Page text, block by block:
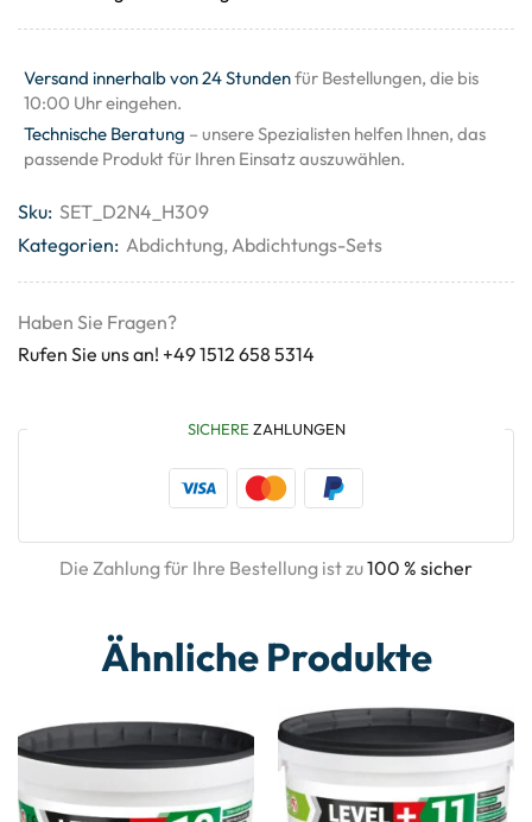
Versand innerhalb von 24 Stundenfür Bestellungen, die bis
10:00 Uhr eingehen.
Technische Beratung – unsere Spezialisten helfen Ihnen, das
passende Produkt für Ihren Einsatz auszuwählen.
Sku: SET_D2N4_H309
Kategorien: Abdichtung,Abdichtungs-Sets
Haben Sie Fragen?
Rufen Sie uns an! +49 1512 658 5314
SICHERE ZAHLUNGEN
Die Zahlung für Ihre Bestellung ist zu100 % sicher
Ähnliche Produkte